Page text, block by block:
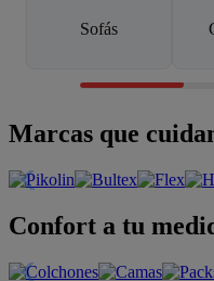
Sofás
Marcas que
Confort a tu